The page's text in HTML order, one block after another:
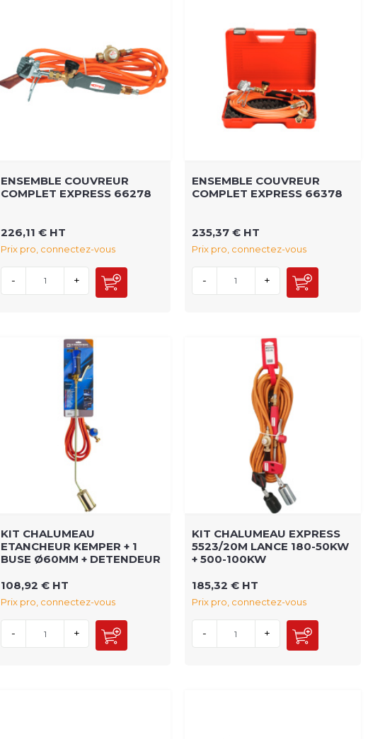
ENSEMBLE COUVREUR
COMPLET EXPRESS 66278
226,11 € HT
Prix pro, connectez-vous
- +
ENSEMBLE COUVREUR
COMPLET EXPRESS 66378
235,37 € HT
Prix pro, connectez-vous
- +
KIT CHALUMEAU
ETANCHEUR KEMPER + 1
BUSE Ø60MM + DETENDEUR
108,92 € HT
Prix pro, connectez-vous
- +
KIT CHALUMEAU EXPRESS
5523/20M LANCE 180-50KW
+ 500-100KW
185,32 € HT
Prix pro, connectez-vous
- +